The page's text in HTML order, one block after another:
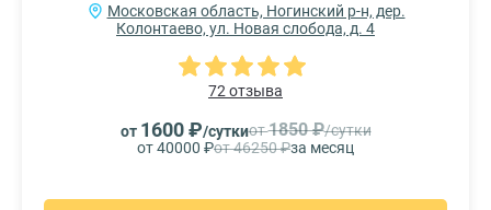
Московская область, Ногинский р-н, дер.
Колонтаево, ул. Новая слобода, д. 4
72 отзыва
от 1600 ₽/суткиот1850 ₽/сутки
от 40000 ₽от 46250 ₽за месяц